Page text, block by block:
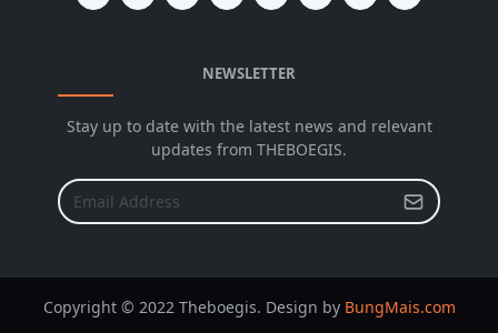
NEWSLETTER
Stay up to date with the latest news and relevant
updates from THEBOEGIS.
Copyright © 2022 Theboegis. Design by BungMais.com